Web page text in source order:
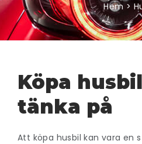
Hem >
Köpa
tänka på
Att köpa husbil kan vara en